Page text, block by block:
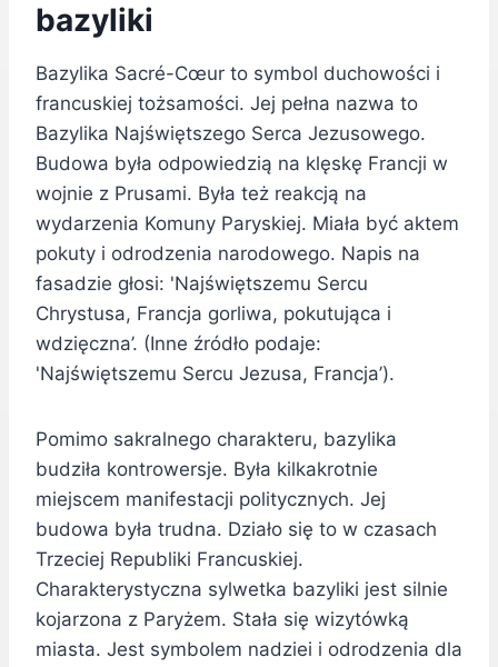
bazyliki
Bazylika Sacré-Cœur to symbol duchowości i
francuskiej tożsamości. Jej pełna nazwa to
Bazylika Najświętszego Serca Jezusowego.
Budowa była odpowiedzią na klęskę Francji w
wojnie z Prusami. Była też reakcją na
wydarzenia Komuny Paryskiej. Miała być aktem
pokuty i odrodzenia narodowego. Napis na
fasadzie głosi: 'Najświętszemu Sercu
Chrystusa, Francja gorliwa, pokutująca i
wdzięczna’. (Inne źródło podaje:
'Najświętszemu Sercu Jezusa, Francja’).
Pomimo sakralnego charakteru, bazylika
budziła kontrowersje. Była kilkakrotnie
miejscem manifestacji politycznych. Jej
budowa była trudna. Działo się to w czasach
Trzeciej Republiki Francuskiej.
Charakterystyczna sylwetka bazyliki jest silnie
kojarzona z Paryżem. Stała się wizytówką
miasta. Jest symbolem nadziei i odrodzenia dla